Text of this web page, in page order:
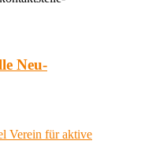
Neu-
Verein für aktive